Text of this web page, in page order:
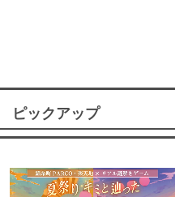
ピックアップ